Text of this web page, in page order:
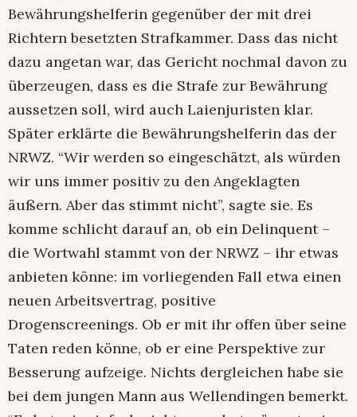
Bewährungshelferin gegenüber der mit drei
Richtern besetzten Strafkammer. Dass das nicht
dazu angetan war, das Gericht nochmal davon zu
überzeugen, dass es die Strafe zur Bewährung
aussetzen soll, wird auch Laienjuristen klar.
Später erklärte die Bewährungshelferin das der
NRWZ. “Wir werden so eingeschätzt, als würden
wir uns immer positiv zu den Angeklagten
äußern. Aber das stimmt nicht”, sagte sie. Es
komme schlicht darauf an, ob ein Delinquent –
die Wortwahl stammt von der NRWZ – ihr etwas
anbieten könne: im vorliegenden Fall etwa einen
neuen Arbeitsvertrag, positive
Drogenscreenings. Ob er mit ihr offen über seine
Taten reden könne, ob er eine Perspektive zur
Besserung aufzeige. Nichts dergleichen habe sie
bei dem jungen Mann aus Wellendingen bemerkt.